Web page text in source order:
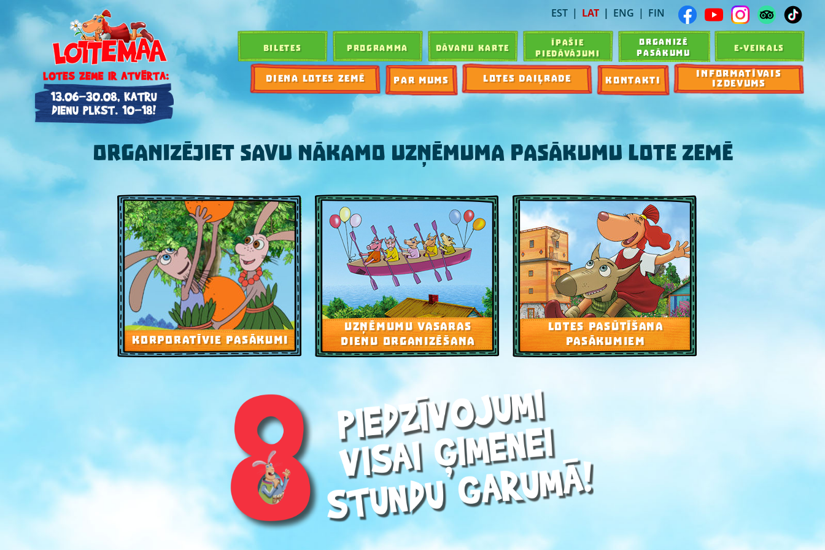
EST LAT ENG FIN
BILETES PROGRAMMA DĀVANU KARTE
ĪPAŠIE
PIEDĀVĀJUMI
ORGANIZĒ
PASĀKUMU
E-VEIKALS
DIENA LOTES ZEMĒ PAR MUMS LOTES DAIĻRADE KONTAKTI
INFORMATĪVAIS
IZDEVUMS
ORGANIZĒJIET SAVU NĀKAMO UZŅĒMUMA PASĀKUMU LOTE ZEMĒ
KORPORATĪVIE PASĀKUMI
UZŅĒMUMU VASARAS
DIENU ORGANIZĒŠANA
LOTES PASŪTĪŠANA
PASĀKUMIEM